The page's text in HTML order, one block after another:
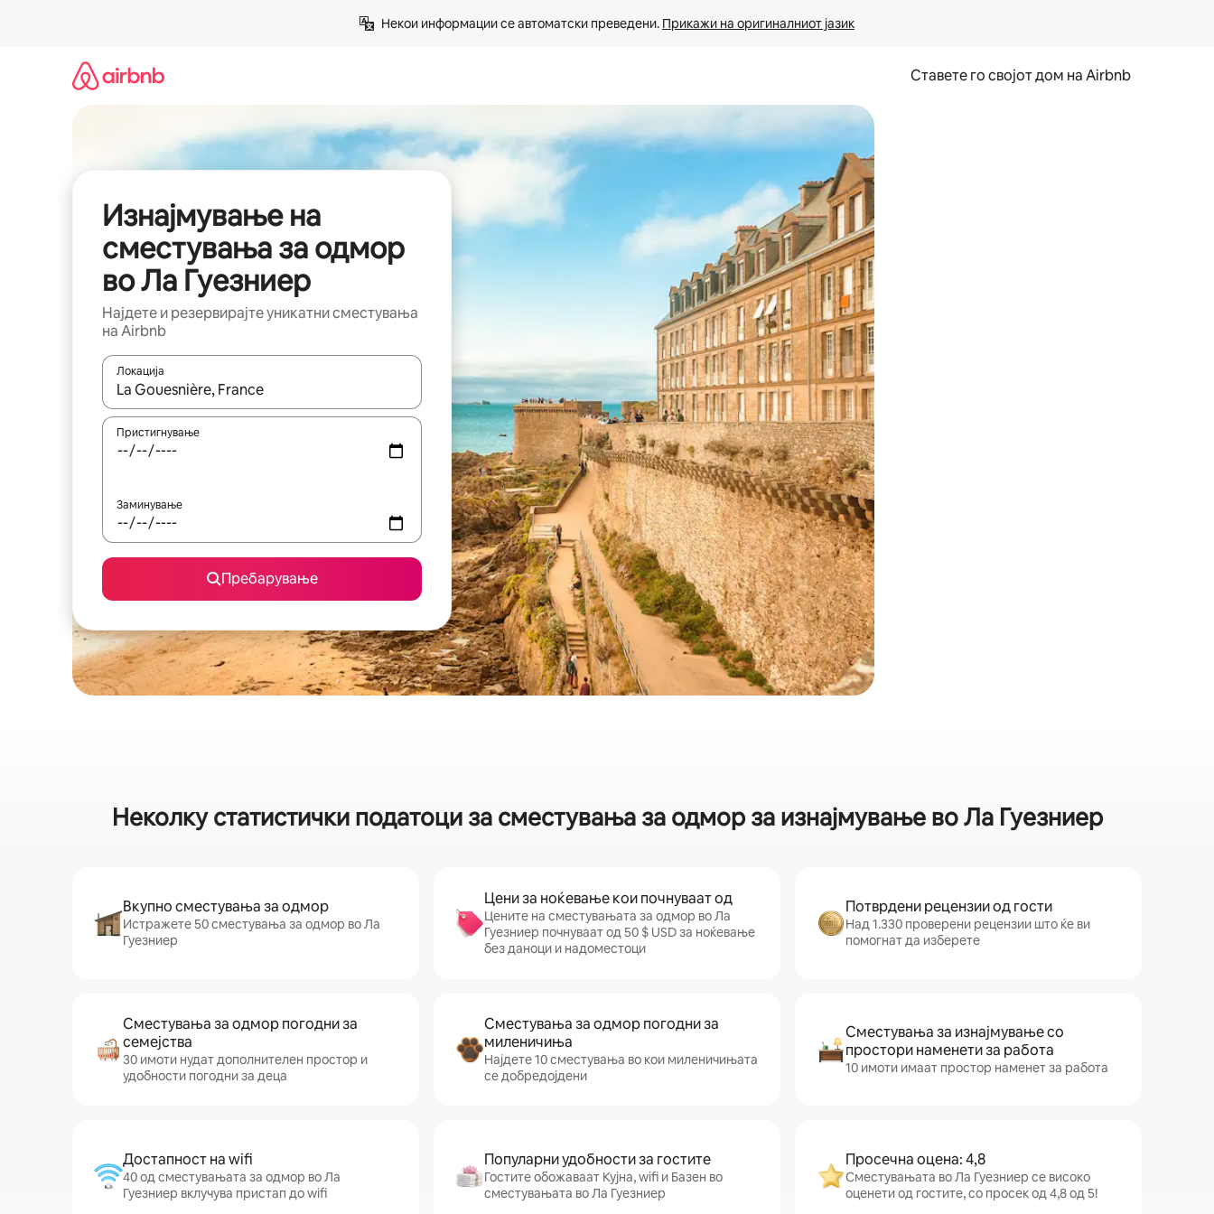
Некои информации се автоматски преведени. Прикажи на оригиналниот јазик
Ставете го својот дом на Airbnb
Изнајмување на
сместувања за одмор
во Ла Гуезниер
Најдете и резервирајте уникатни сместувања
на Airbnb
Локација
Кога резултатите се достапни, движете се со копчињата со стрелки нагоре и надолу или истражувајте со допирање или со лизгање.
Пристигнување
Заминување
Пребарување
Неколку статистички податоци за сместувања за одмор за изнајмување во Ла Гуезниер
Вкупно сместувања за одмор
Истражете 50 сместувања за одмор во Ла
Гуезниер
Цени за ноќевање кои почнуваат од
Цените на сместувањата за одмор во Ла
Гуезниер почнуваат од 50 $ USD за ноќевање
без даноци и надоместоци
Потврдени рецензии од гости
Над 1.330 проверени рецензии што ќе ви
помогнат да изберете
Сместувања за одмор погодни за
семејства
30 имоти нудат дополнителен простор и
удобности погодни за деца
Сместувања за одмор погодни за
миленичиња
Најдете 10 сместувања во кои миленичињата
се добредојдени
Сместувања за изнајмување со
простори наменети за работа
10 имоти имаат простор наменет за работа
Достапност на wifi
40 од сместувањата за одмор во Ла
Гуезниер вклучува пристап до wifi
Популарни удобности за гостите
Гостите обожаваат Кујна, wifi и Базен во
сместувањата во Ла Гуезниер
Просечна оцена: 4,8
Сместувањата во Ла Гуезниер се високо
оценети од гостите, со просек од 4,8 од 5!